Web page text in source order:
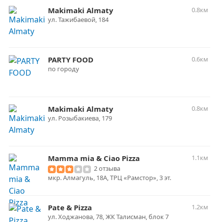
Makimaki Almaty
0.8км
ул. Тажибаевой, 184
PARTY FOOD
0.6км
по городу
Makimaki Almaty
0.8км
ул. ​Розыбакиева, 179
Mamma mia & Ciao Pizza
1.1км
2 отзыва
мкр. Алмагуль, 18А, ТРЦ «Рамстор», 3 эт.
Pate & Pizza
1.2км
ул. Ходжанова, 78, ​ЖК Талисман, блок 7